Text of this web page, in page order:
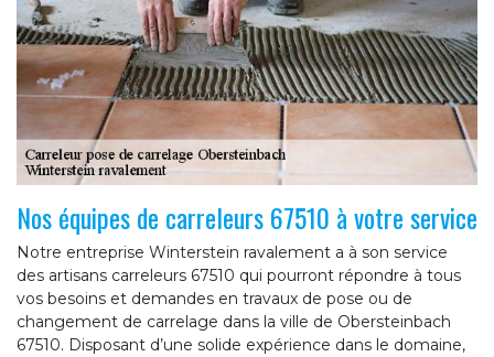
Nos équipes de carreleurs 67510 à votre service
Notre entreprise Winterstein ravalement a à son service
des artisans carreleurs 67510 qui pourront répondre à tous
vos besoins et demandes en travaux de pose ou de
changement de carrelage dans la ville de Obersteinbach
67510. Disposant d’une solide expérience dans le domaine,